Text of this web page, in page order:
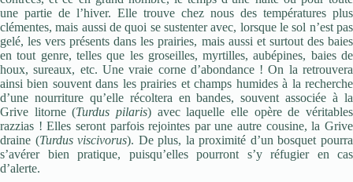
une partie de l’hiver. Elle trouve chez nous des températures plus
clémentes, mais aussi de quoi se sustenter avec, lorsque le sol n’est pas
gelé, les vers présents dans les prairies, mais aussi et surtout des baies
en tout genre, telles que les groseilles, myrtilles, aubépines, baies de
houx, sureaux, etc. Une vraie corne d’abondance ! On la retrouvera
ainsi bien souvent dans les prairies et champs humides à la recherche
d’une nourriture qu’elle récoltera en bandes, souvent associée à la
Grive litorne (Turdus pilaris) avec laquelle elle opère de véritables
razzias ! Elles seront parfois rejointes par une autre cousine, la Grive
draine (Turdus viscivorus). De plus, la proximité d’un bosquet pourra
s’avérer bien pratique, puisqu’elles pourront s’y réfugier en cas
d’alerte.